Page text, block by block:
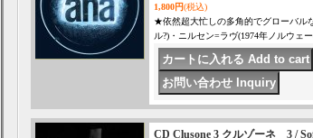
1,800円(税込)
★依然超大忙しの多角的でグローバル
ル?)・ニルセン=ラヴ(1974年ノルウェ
CD Clusone 3 クルゾーネ 3 /